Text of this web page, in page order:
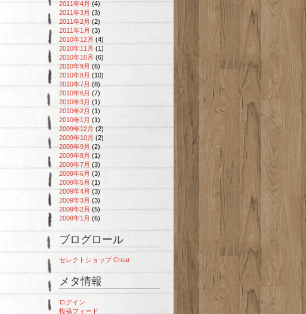
2011年4月 (4)
2011年3月 (3)
2011年2月 (2)
2011年1月 (3)
2010年12月 (4)
2010年11月 (1)
2010年10月 (6)
2010年9月 (6)
2010年8月 (10)
2010年7月 (8)
2010年6月 (7)
2010年3月 (1)
2010年2月 (1)
2010年1月 (1)
2009年12月 (2)
2009年10月 (2)
2009年9月 (2)
2009年8月 (1)
2009年7月 (3)
2009年6月 (3)
2009年5月 (1)
2009年4月 (3)
2009年3月 (3)
2009年2月 (5)
2009年1月 (6)
ブログロール
セレクトショップ Crear
メタ情報
ログイン
投稿フィード